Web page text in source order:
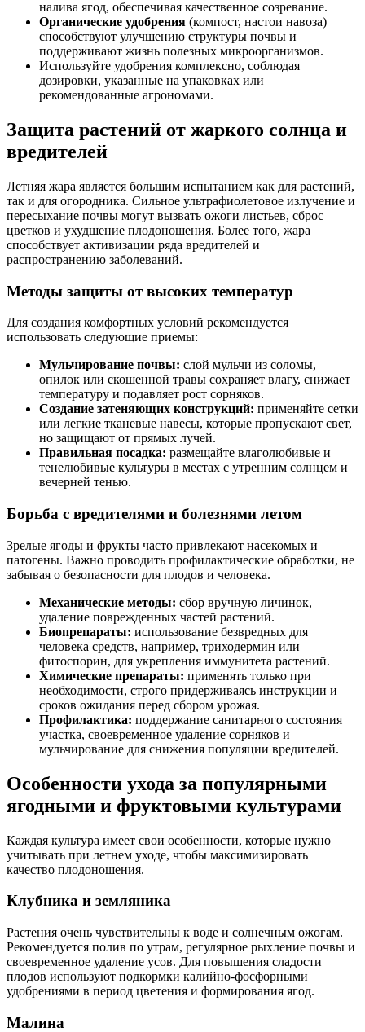
налива ягод, обеспечивая качественное созревание.
Органические удобрения (компост, настои навоза)
способствуют улучшению структуры почвы и
поддерживают жизнь полезных микроорганизмов.
Используйте удобрения комплексно, соблюдая
дозировки, указанные на упаковках или
рекомендованные агрономами.
Защита растений от жаркого солнца и
вредителей
Летняя жара является большим испытанием как для растений,
так и для огородника. Сильное ультрафиолетовое излучение и
пересыхание почвы могут вызвать ожоги листьев, сброс
цветков и ухудшение плодоношения. Более того, жара
способствует активизации ряда вредителей и
распространению заболеваний.
Методы защиты от высоких температур
Для создания комфортных условий рекомендуется
использовать следующие приемы:
Мульчирование почвы: слой мульчи из соломы,
опилок или скошенной травы сохраняет влагу, снижает
температуру и подавляет рост сорняков.
Создание затеняющих конструкций: применяйте сетки
или легкие тканевые навесы, которые пропускают свет,
но защищают от прямых лучей.
Правильная посадка: размещайте влаголюбивые и
тенелюбивые культуры в местах с утренним солнцем и
вечерней тенью.
Борьба с вредителями и болезнями летом
Зрелые ягоды и фрукты часто привлекают насекомых и
патогены. Важно проводить профилактические обработки, не
забывая о безопасности для плодов и человека.
Механические методы: сбор вручную личинок,
удаление поврежденных частей растений.
Биопрепараты: использование безвредных для
человека средств, например, триходермин или
фитоспорин, для укрепления иммунитета растений.
Химические препараты: применять только при
необходимости, строго придерживаясь инструкции и
сроков ожидания перед сбором урожая.
Профилактика: поддержание санитарного состояния
участка, своевременное удаление сорняков и
мульчирование для снижения популяции вредителей.
Особенности ухода за популярными
ягодными и фруктовыми культурами
Каждая культура имеет свои особенности, которые нужно
учитывать при летнем уходе, чтобы максимизировать
качество плодоношения.
Клубника и земляника
Растения очень чувствительны к воде и солнечным ожогам.
Рекомендуется полив по утрам, регулярное рыхление почвы и
своевременное удаление усов. Для повышения сладости
плодов используют подкормки калийно-фосфорными
удобрениями в период цветения и формирования ягод.
Малина